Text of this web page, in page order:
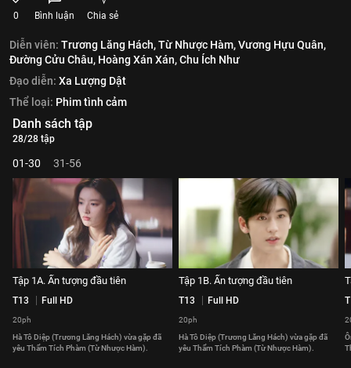
0 Bình luận Chia sẻ
Diễn viên: Trương Lăng Hách,Từ Nhược Hàm,Vương Hựu Quân,
Đường Cửu Châu, Hoàng Xán Xán,Chu Ích Như
Đạo diễn: Xa Lượng Dật
Thể loại: Phim tình cảm
Danh sách tập
28/28 tập
01-30 31-56
Tập 1A. Ấn tượng đầu tiên
T13 Full HD
20ph
Hà Tô Diệp (Trương Lăng Hách) vừa gặp đã
yêu Thẩm Tích Phàm (Từ Nhược Hàm).
Tập 1B. Ấn tượng đầu tiên
T13 Full HD
20ph
Hà Tô Diệp (Trương Lăng Hách) vừa gặp đã
yêu Thẩm Tích Phàm (Từ Nhược Hàm).